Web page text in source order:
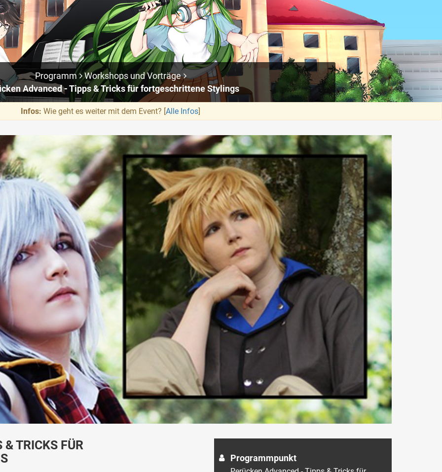
Programm
Workshops und Vorträge
Advanced - Tipps & Tricks für fortgeschrittene Stylings
Infos: Wie geht es weiter mit dem Event? [Alle Infos]
TRICKS FÜR
Programmpunkt